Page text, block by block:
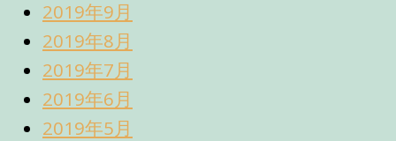
2019年9月
2019年8月
2019年7月
2019年6月
2019年5月